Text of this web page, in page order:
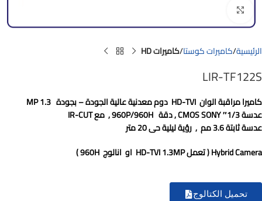
الرئيسية كاميرات كوستا كاميرات HD
LIR-TF122S
كاميرا مراقبة الوان HD-TVI دوم معدنية عالية الجودة – بجودة 1.3 MP
عدسة 1/3″
CMOSSONY , دقة , معIR-CUT
عدسة ثابتة 3.6 مم , رؤية ليلية حى 20 متر
Hybrid Camera ( تعمل HD-TVI 1.3MP او انالوج 960H )
تحميل الكتالوج